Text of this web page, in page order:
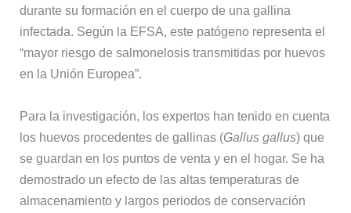
durante su formación en el cuerpo de una gallina
infectada. Según la EFSA, este patógeno representa el
“mayor riesgo de salmonelosis transmitidas por huevos
en la Unión Europea”.
Para la investigación, los expertos han tenido en cuenta
los huevos procedentes de gallinas (Gallus gallus) que
se guardan en los puntos de venta y en el hogar. Se ha
demostrado un efecto de las altas temperaturas de
almacenamiento y largos periodos de conservación